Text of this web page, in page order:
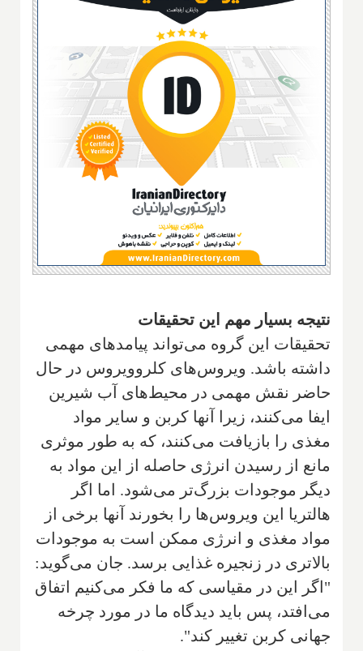
نتیجه بسیار مهم این تحقیقات
تحقیقات این گروه می‌تواند پیامدهای مهمی
داشته باشد. ویروس‌های کلروویروس در حال
حاضر نقش مهمی در محیط‌های آب شیرین
ایفا می‌کنند، زیرا آنها کربن و سایر مواد
مغذی را بازیافت می‌کنند، که به طور موثری
مانع از رسیدن انرژی حاصله از این مواد به
دیگر موجودات بزرگ‌تر می‌شود. اما اگر
هالتریا این ویروس‌ها را بخورند آنها برخی از
مواد مغذی و انرژی ممکن است به موجودات
بالاتری در زنجیره غذایی برسد. جان می‌گوید:
"اگر این در مقیاسی که ما فکر می‌کنیم اتفاق
می‌افتد، پس باید دیدگاه ما در مورد چرخه
جهانی کربن تغییر کند".